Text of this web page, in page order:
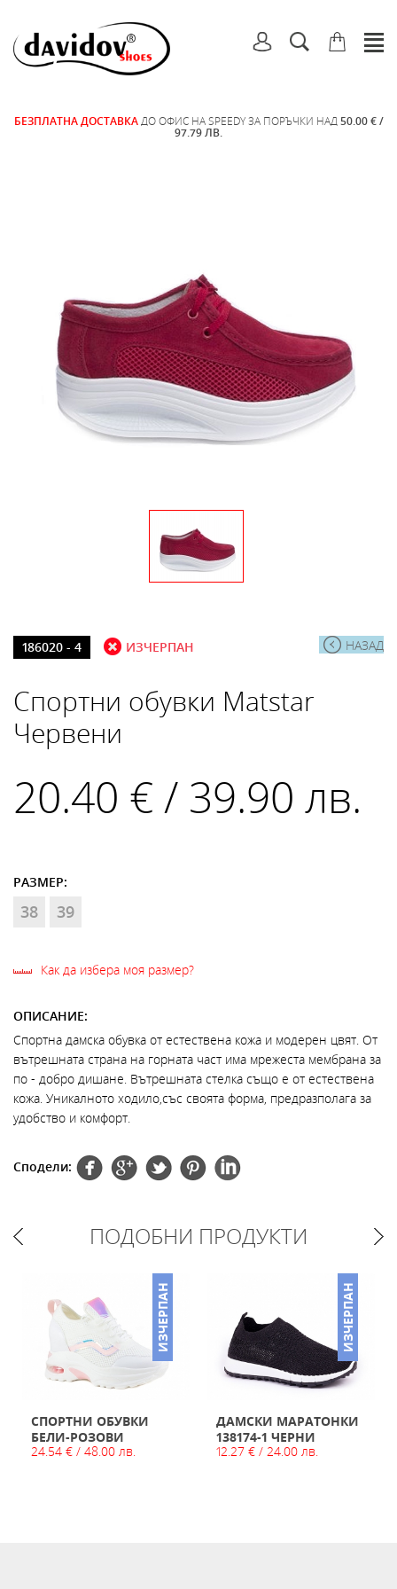
БЕЗПЛАТНА ДОСТАВКА ДО ОФИС НА SPEEDY ЗА ПОРЪЧКИ НАД 50.00 € /
97.79 ЛВ.
НАЗАД
186020 - 4 ИЗЧЕРПАН
Спортни обувки Matstar
Червени
20.40 € / 39.90 лв.
РАЗМЕР:
38 39
Как да избера моя размер?
ОПИСАНИЕ:
Спортна дамска обувка от естествена кожа и модерен цвят. От
вътрешната страна на горната част има мрежеста мембрана за
по - добро дишане. Вътрешната стелка също е от естествена
кожа. Уникалното ходило,със своята форма, предразполага за
удобство и комфорт.
Сподели:
ПОДОБНИ ПРОДУКТИ
ИЗЧЕРПАН
СПОРТНИ ОБУВКИ
БЕЛИ-РОЗОВИ
24.54 € / 48.00 лв.
ИЗЧЕРПАН
ДАМСКИ МАРАТОНКИ
138174-1 ЧЕРНИ
12.27 € / 24.00 лв.